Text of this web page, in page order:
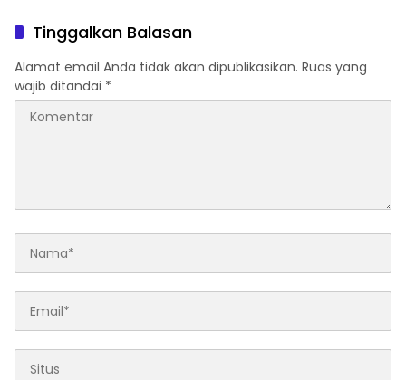
Tinggalkan Balasan
Alamat email Anda tidak akan dipublikasikan. Ruas yang
wajib ditandai *